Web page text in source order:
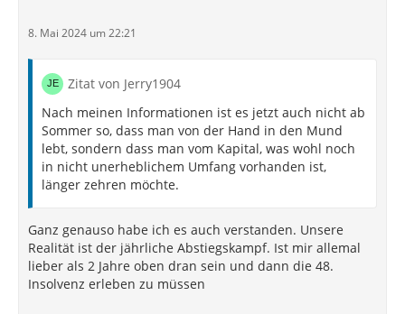
8. Mai 2024 um 22:21
Zitat von Jerry1904
Nach meinen Informationen ist es jetzt auch nicht ab
Sommer so, dass man von der Hand in den Mund
lebt, sondern dass man vom Kapital, was wohl noch
in nicht unerheblichem Umfang vorhanden ist,
länger zehren möchte.
Ganz genauso habe ich es auch verstanden. Unsere
Realität ist der jährliche Abstiegskampf. Ist mir allemal
lieber als 2 Jahre oben dran sein und dann die 48.
Insolvenz erleben zu müssen